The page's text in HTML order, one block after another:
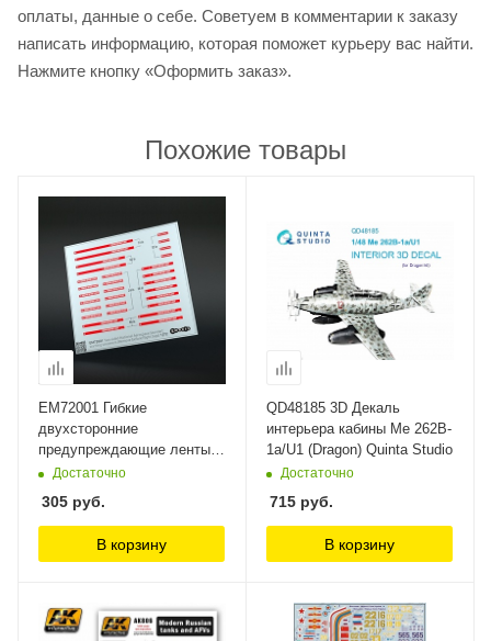
оплаты, данные о себе. Советуем в комментарии к заказу
написать информацию, которая поможет курьеру вас найти.
Нажмите кнопку «Оформить заказ».
Похожие товары
EM72001 Гибкие
двухсторонние
предупреждающие ленты
(Remove before flight
Достаточно
305 руб.
В корзину
QD48185 3D Декаль
интерьера кабины Me 262B-
1a/U1 (Dragon) Quinta Studio
Достаточно
715 руб.
В корзину